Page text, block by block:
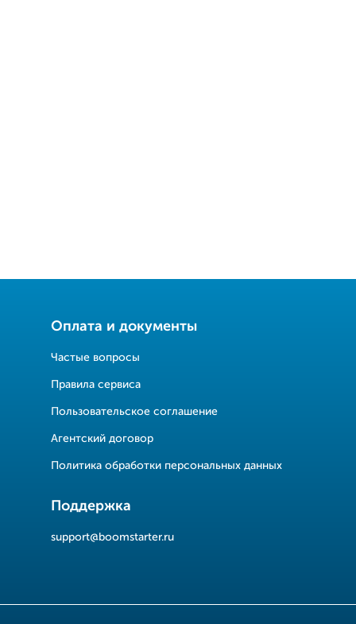
Оплата и документы
Частые вопросы
Правила сервиса
Пользовательское соглашение
Агентский договор
Политика обработки персональных данных
Поддержка
support@boomstarter.ru